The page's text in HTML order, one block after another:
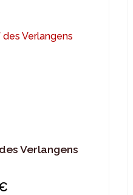
Verlangens